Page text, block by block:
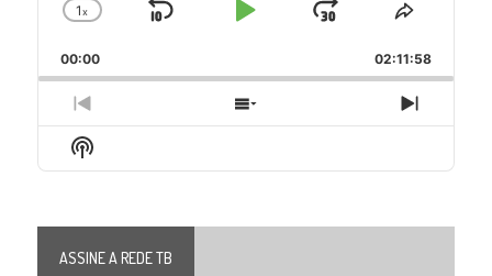
Change
Rate
1x
Skip
Play
Jump
Forward
Share
Episode
00:00 02:11:58
Previous
Episode
Show
Episodes
Next
Episode
Show
Podcast
ASSINE A REDE TB